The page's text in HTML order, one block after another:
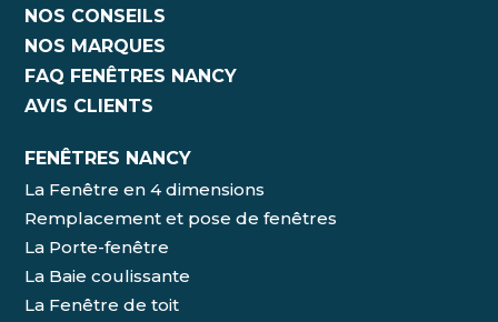
NOS CONSEILS
NOS MARQUES
FAQ FENÊTRES NANCY
AVIS CLIENTS
FENÊTRES NANCY
La Fenêtre en 4 dimensions
Remplacement et pose de fenêtres
La Porte-fenêtre
La Baie coulissante
La Fenêtre de toit